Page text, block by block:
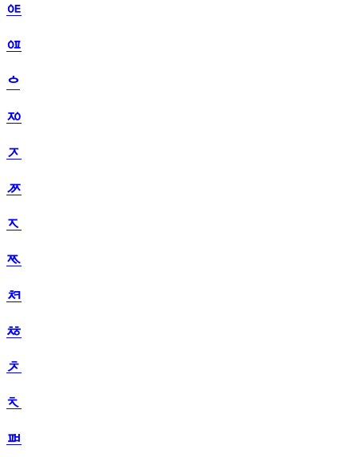
ᅊ
ᅋ
ᅌ
ᅍ
ᅎ
ᅏ
ᅐ
ᅑ
ᅒ
ᅓ
ᅔ
ᅕ
ᅖ